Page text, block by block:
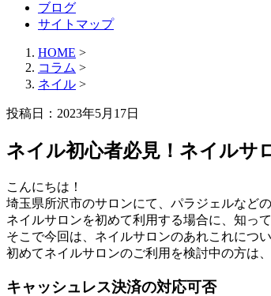
ブログ
サイトマップ
HOME >
コラム >
ネイル >
投稿日：2023年5月17日
ネイル初心者必見！ネイルサ
こんにちは！
埼玉県所沢市のサロンにて、パラジェルなど
ネイルサロンを初めて利用する場合に、知っ
そこで今回は、ネイルサロンのあれこれにつ
初めてネイルサロンのご利用を検討中の方は
キャッシュレス決済の対応可否